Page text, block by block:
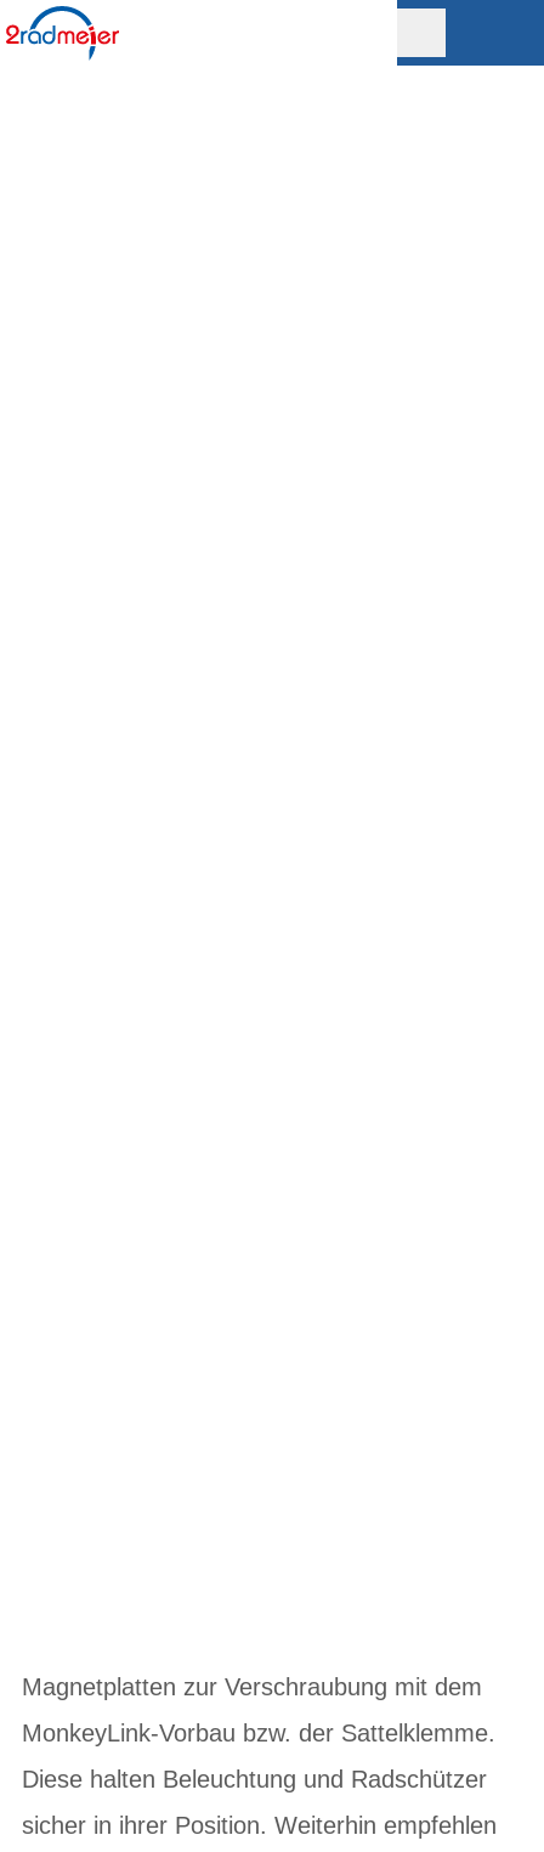
Magnetplatten zur Verschraubung mit dem
MonkeyLink-Vorbau bzw. der Sattelklemme.
Diese halten Beleuchtung und Radschützer
sicher in ihrer Position. Weiterhin empfehlen